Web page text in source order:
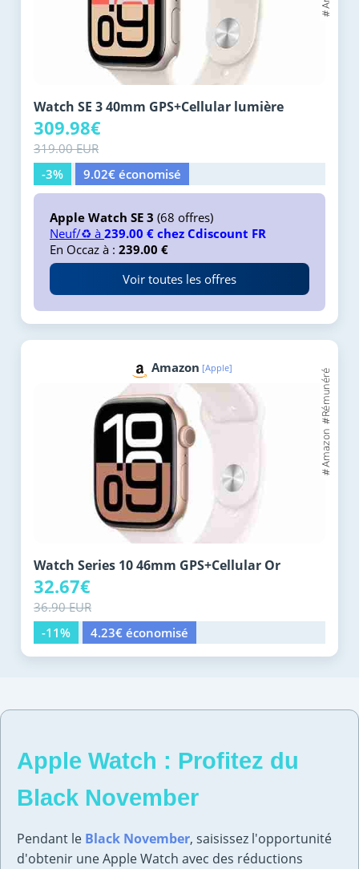
Watch SE 3 40mm GPS+Cellular lumière
309.98€
319.00 EUR
-3%
9.02€ économisé
Apple Watch SE 3 (68 offres)
Neuf/♻️ à 239.00 € chez Cdiscount FR
En Occaz à : 239.00 €
Voir toutes les offres
Amazon [Apple]
Watch Series 10 46mm GPS+Cellular Or
32.67€
36.90 EUR
-11%
4.23€ économisé
Apple Watch : Profitez du
Black November
Pendant le Black November, saisissez l'opportunité
d'obtenir une Apple Watch avec des réductions